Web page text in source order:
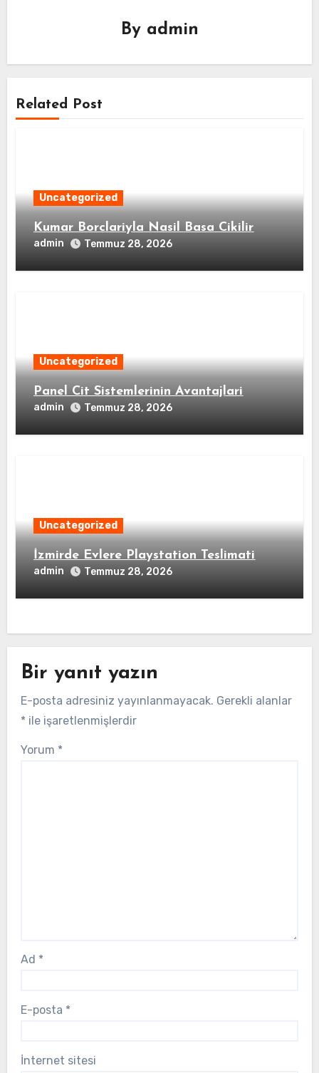
By admin
Related Post
Uncategorized
Kumar Borclariyla Nasil Basa Cikilir
admin Temmuz 28, 2026
Uncategorized
Panel Cit Sistemlerinin Avantajlari
admin Temmuz 28, 2026
Uncategorized
İzmirde Evlere Playstation Teslimati
admin Temmuz 28, 2026
Bir yanıt yazın
E-posta adresiniz yayınlanmayacak. Gerekli alanlar
* ile işaretlenmişlerdir
Yorum *
Ad *
E-posta *
İnternet sitesi